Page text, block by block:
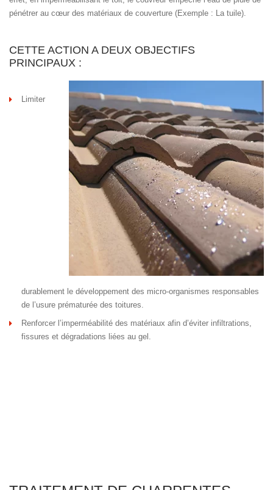
pénétrer au cœur des matériaux de couverture (Exemple : La tuile).
CETTE ACTION A DEUX OBJECTIFS
PRINCIPAUX :
Limiter
durablement le développement des micro-organismes responsables
de l’usure prématurée des toitures.
Renforcer l’imperméabilité des matériaux afin d’éviter infiltrations,
fissures et dégradations liées au gel.